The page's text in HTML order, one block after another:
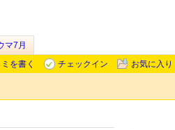
マ7月
を書く
チェックイン お気に入り